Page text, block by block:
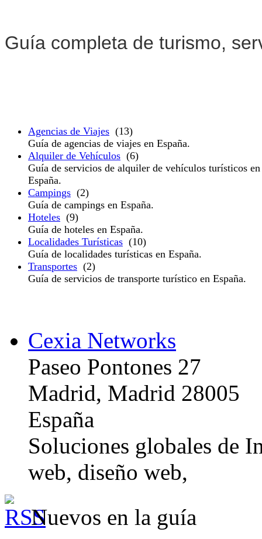
Guía completa de turismo,
Agencias de Viajes (13)
Guía de agencias de viajes en España.
Alquiler de Vehículos (6)
Guía de servicios de alquiler de vehículos turísticos en
España.
Campings (2)
Guía de campings en España.
Hoteles (9)
Guía de hoteles en España.
Localidades Turísticas (10)
Guía de localidades turísticas en España.
Transportes (2)
Guía de servicios de transporte turístico en España.
Cexia Networks
Paseo Pontones 27
Madrid, Madrid 28005
España
Soluciones globales de
web, diseño web,
Nuevos en la guía